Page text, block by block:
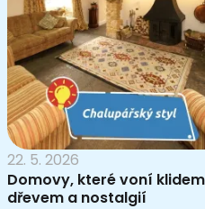
22. 5. 2026
Domovy, které voní
dřevem a nostalgií